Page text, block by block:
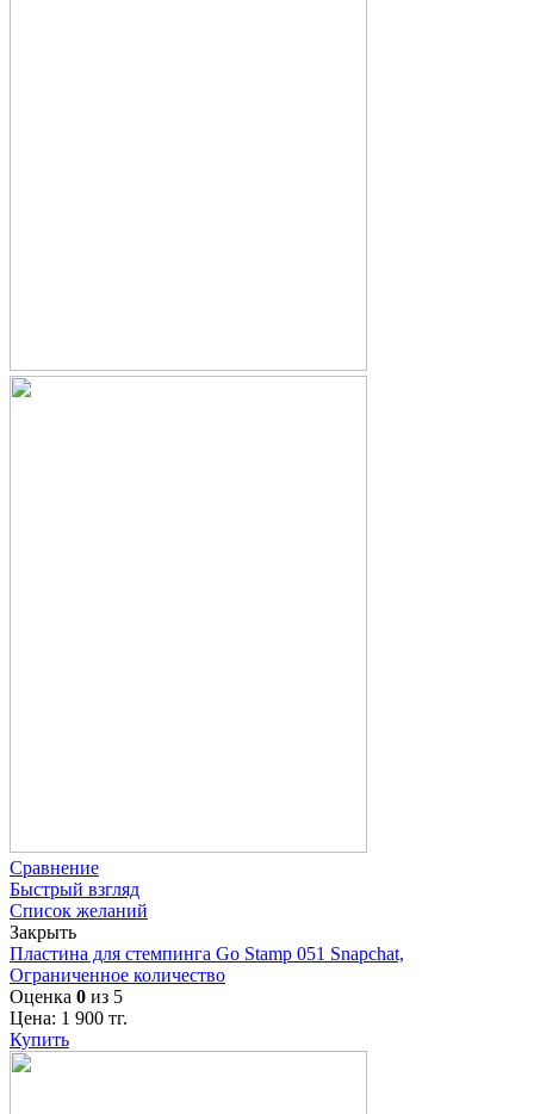
Сравнение
Быстрый взгляд
Список желаний
Закрыть
Пластина для стемпинга Go Stamp 051 Snapchat,
Ограниченное количество
Оценка 0 из 5
Цена: 1 900 тг.
Купить